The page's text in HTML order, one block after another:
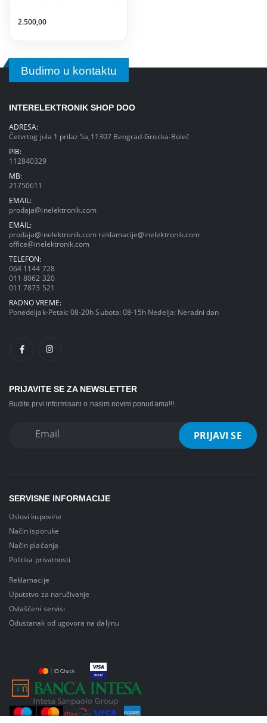
2.500,00
Budimo u kontaktu
INTERELEKTRONIK SHOP DOO
ADRESA:
Četvrtog jula 1 prilaz 5a,11307 Beograd-Grocka-Boleč
PIB:
112840329
MB:
21750611
EMAIL:
prodaja@inelektronik.com
EMAIL:
prodaja@inelektronik.com reklamacije@inelektronik.com
office@inelektronik.com
TELEFON:
064 1144 728
011 8062 320
011 7873 521
RADNO VREME:
Ponedeljak-Petak: 08-20h Subota: 08-15h Nedelja: Neradni dan
PRIJAVITE SE ZA NEWSLETTER
Budite prvi informisani o nasim novim ponudama!!!
SERVISNE INFORMACIJE
Uslovi kupovine
Način isporuke
Način plaćanja
Politika privatnosti
Reklamacije
Uputstvo za naručivanje
Ovlašćeni servisi
Odustanak od ugovora na daljinu